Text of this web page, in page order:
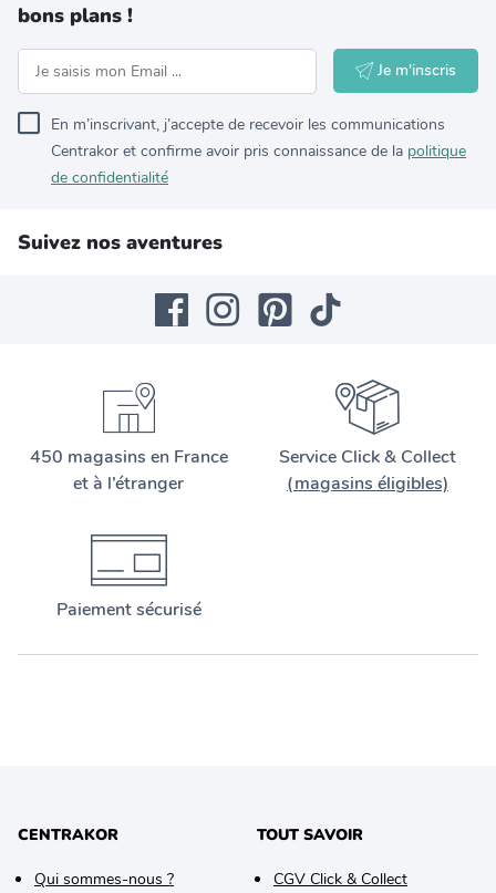
bons plans !
Je m'inscris
En m’inscrivant, j’accepte de recevoir les communications
Centrakor et confirme avoir pris connaissance de la politique
de confidentialité
Suivez nos aventures
450 magasins en France
et à l’étranger
Service Click & Collect
(magasins éligibles)
Paiement sécurisé
CENTRAKOR
Qui sommes-nous ?
TOUT SAVOIR
CGV Click & Collect